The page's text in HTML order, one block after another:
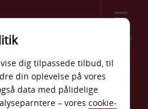
Menu
Van Hire
dig tilpassede tilbud, til
din oplevelse på vores
data med pålidelige
– vores cookie-